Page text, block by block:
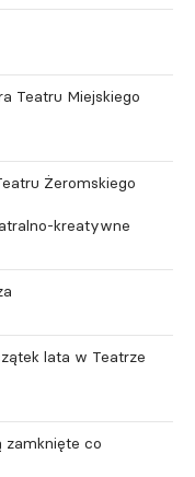
Teatru Miejskiego
Żeromskiego
kreatywne
lata w Teatrze
co